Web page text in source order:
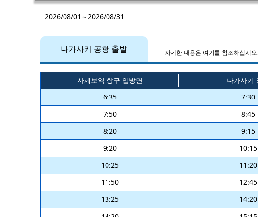
2026/08/01～2026/08/31
나가사키 공항 출발 자세한 내용은 여기를 참조하십시오.
사세보역 항구 입방면
나가사키
6:35
7:30
7:50
8:45
8:20
9:15
9:20
10:15
10:25
11:20
11:50
12:45
13:25
14:20